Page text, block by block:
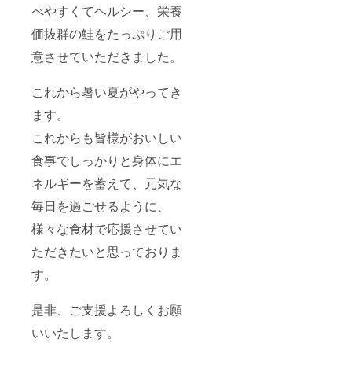
べやすくてヘルシー、栄養
価抜群の鮭をたっぷりご用
意させていただきました。
これから暑い夏がやってき
ます。
これからも皆様がおいしい
食事でしっかりと身体にエ
ネルギーを蓄えて、元気な
毎日を過ごせるように、
様々な食材で応援させてい
ただきたいと思っておりま
す。
是非、ご支援よろしくお願
いいたします。